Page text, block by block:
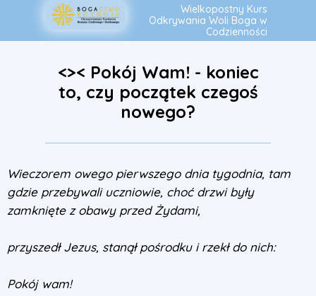
Wielkopostny Kurs
Odkrywania Woli Boga w
Codzienności
<>< Pokój Wam! - koniec
to, czy początek czegoś
nowego?
Wieczorem owego pierwszego dnia tygodnia, tam
gdzie przebywali uczniowie, choć drzwi były
zamknięte z obawy przed Żydami,
przyszedł Jezus, stanął pośrodku i rzekł do nich:
Pokój wam!